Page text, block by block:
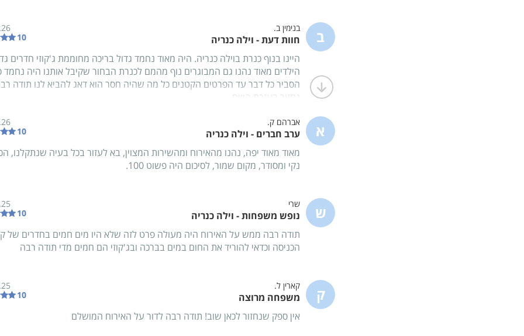
ב בנימין ב.
חוות דעת - וילה כנריה
10
היינו בנוף כנרת בוילה כנריה. היה מאוד נחמד גדול בריכה מחוממת ג'קוזי חדרים
הילדים מאוד נהנו גם המבוגרים נוף מהמם לכנרת הבחור שקיבל אותנו היה נחמד
הסביר כל דבר עד הפרטים הקטנים כל מה שהיה חסר הוא דאג להביא לנו תודה
נחזור בעזרת השם .
א אברהם ק.
ערב חברים - וילה כנריה
10
מאוד מאוד יפה, נהנו מהאירוח ומהשירות המצוין, בא לעזור בכל בעיה שנתקלנו,
נקי ומסודר, מקום שמור, לסיכום היה פשוט 100.
ש שרי
נופש משפחות - וילה כנריה
10
תודה רבה ממש על האירוח היה מעולה פרט לזה שלא היו מים חמים בחדרים של
הכניסה וכדאי להוריד את החום במים בברכה ובג'קוזי הם חמים מדי תודה רבה
ק קארין ל.
משפחה מרוצה
10
אין ספק שנחזור לכאן שוב! תודה רבה לדור על האירוח המושלם